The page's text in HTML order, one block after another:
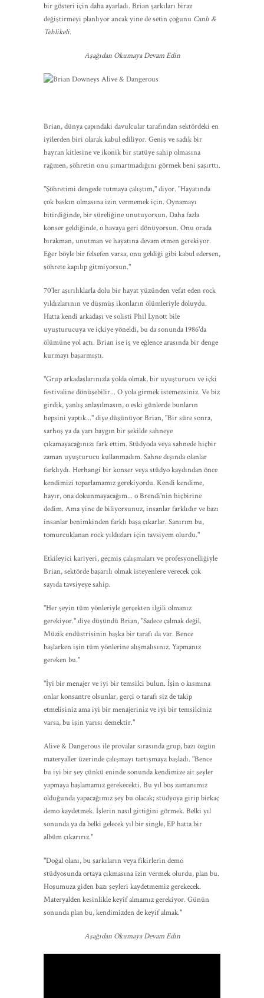
bir gösteri için daha ayarladı. Brian şarkıları biraz
değiştirmeyi planlıyor ancak yine de setin çoğunu Canlı &
Tehlikeli.
Aşağıdan Okumaya Devam Edin
Brian, dünya çapındaki davulcular tarafından sektördeki en
iyilerden biri olarak kabul ediliyor. Geniş ve sadık bir
hayran kitlesine ve ikonik bir statüye sahip olmasına
rağmen, şöhretin onu şımartmadığını görmek beni şaşırttı.
"Şöhretimi dengede tutmaya çalıştım," diyor. "Hayatında
çok baskın olmasına izin vermemek için. Oynamayı
bitirdiğinde, bir süreliğine unutuyorsun. Daha fazla
konser geldiğinde, o havaya geri dönüyorsun. Onu orada
bırakman, unutman ve hayatına devam etmen gerekiyor.
Eğer böyle bir felsefen varsa, onu geldiği gibi kabul edersen,
şöhrete kapılıp gitmiyorsun."
70'ler aşırılıklarla dolu bir hayat yüzünden vefat eden rock
yıldızlarının ve düşmüş ikonların ölümleriyle doluydu.
Hatta kendi arkadaşı ve solisti Phil Lynott bile
uyuşturucuya ve içkiye yöneldi, bu da sonunda 1986'da
ölümüne yol açtı. Brian ise iş ve eğlence arasında bir denge
kurmayı başarmıştı.
"Grup arkadaşlarınızla yolda olmak, bir uyuşturucu ve içki
festivaline dönüşebilir... O yola girmek istemezsiniz. Ve biz
girdik, yanlış anlaşılmasın, o eski günlerde bunların
hepsini yaptık..." diye düşünüyor Brian, "Bir süre sonra,
sarhoş ya da yarı baygın bir şekilde sahneye
çıkamayacağınızı fark ettim. Stüdyoda veya sahnede hiçbir
zaman uyuşturucu kullanmadım. Sahne dışında olanlar
farklıydı. Herhangi bir konser veya stüdyo kaydından önce
kendimizi toparlamamız gerekiyordu. Kendi kendime,
hayır, ona dokunmayacağım... o Brendi'nin hiçbirine
dedim. Ama yine de biliyorsunuz, insanlar farklıdır ve bazı
insanlar benimkinden farklı başa çıkarlar. Sanırım bu,
tomurcuklanan rock yıldızları için tavsiyem olurdu."
Etkileyici kariyeri, geçmiş çalışmaları ve profesyonelliğiyle
Brian, sektörde başarılı olmak isteyenlere verecek çok
sayıda tavsiyeye sahip.
"Her şeyin tüm yönleriyle gerçekten ilgili olmanız
gerekiyor." diye düşündü Brian, "Sadece çalmak değil.
Müzik endüstrisinin başka bir tarafı da var. Bence
başlarken işin tüm yönlerine alışmalısınız. Yapmanız
gereken bu."
"İyi bir menajer ve iyi bir temsilci bulun. İşin o kısmına
onlar konsantre olsunlar, gerçi o tarafı siz de takip
etmelisiniz ama iyi bir menajeriniz ve iyi bir temsilciniz
varsa, bu işin yarısı demektir."
Alive & Dangerous ile provalar sırasında grup, bazı özgün
materyaller üzerinde çalışmayı tartışmaya başladı. "Bence
bu iyi bir şey çünkü eninde sonunda kendimize ait şeyler
yapmaya başlamamız gerekecekti. Bu yıl boş zamanımız
olduğunda yapacağımız şey bu olacak; stüdyoya girip birkaç
demo kaydetmek. İşlerin nasıl gittiğini görmek. Belki yıl
sonunda ya da belki gelecek yıl bir single, EP hatta bir
albüm çıkarırız."
"Doğal olanı, bu şarkıların veya fikirlerin demo
stüdyosunda ortaya çıkmasına izin vermek olurdu, plan bu.
Hoşumuza giden bazı şeyleri kaydetmemiz gerekecek.
Materyalden kesinlikle keyif almamız gerekiyor. Günün
sonunda plan bu, kendimizden de keyif almak."
Aşağıdan Okumaya Devam Edin